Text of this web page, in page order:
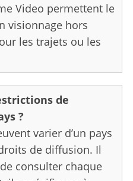
Video permettent le
visionnage hors
les trajets ou les
de
?
varier d’un pays
de diffusion. Il
consulter chaque